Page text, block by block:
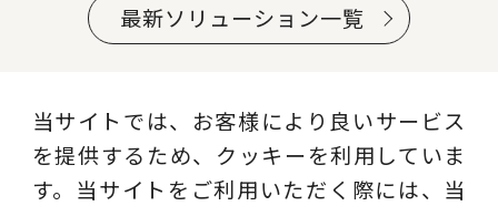
最新ソリューション一覧
職種別ソリューション
当サイトでは、お客様により良いサービス
を提供するため、クッキーを利用していま
す。当サイトをご利用いただく際には、当